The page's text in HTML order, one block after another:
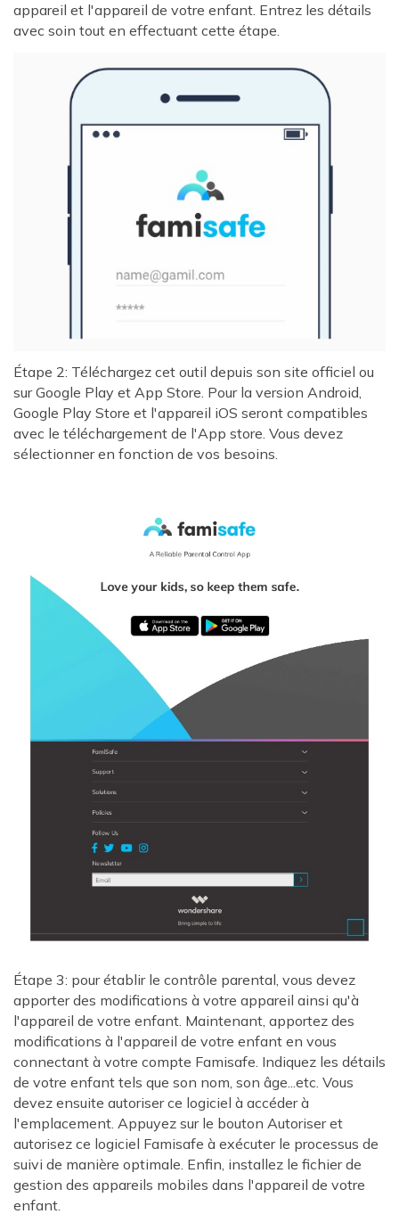
appareil et l'appareil de votre enfant. Entrez les détails
avec soin tout en effectuant cette étape.
Étape 2: Téléchargez cet outil depuis son site officiel ou
sur Google Play et App Store. Pour la version Android,
Google Play Store et l'appareil iOS seront compatibles
avec le téléchargement de l'App store. Vous devez
sélectionner en fonction de vos besoins.
Étape 3: pour établir le contrôle parental, vous devez
apporter des modifications à votre appareil ainsi qu'à
l'appareil de votre enfant. Maintenant, apportez des
modifications à l'appareil de votre enfant en vous
connectant à votre compte Famisafe. Indiquez les détails
de votre enfant tels que son nom, son âge...etc. Vous
devez ensuite autoriser ce logiciel à accéder à
l'emplacement. Appuyez sur le bouton Autoriser et
autorisez ce logiciel Famisafe à exécuter le processus de
suivi de manière optimale. Enfin, installez le fichier de
gestion des appareils mobiles dans l'appareil de votre
enfant.